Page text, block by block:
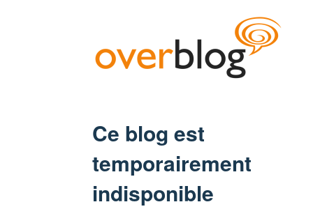
Ce blog est
temporairement
indisponible